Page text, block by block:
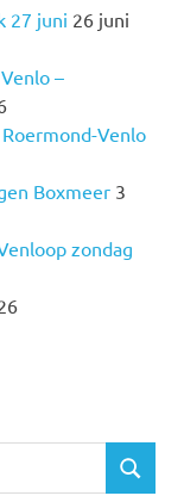
27 juni 26 juni
–
Venlo
Boxmeer 3
zondag
Z